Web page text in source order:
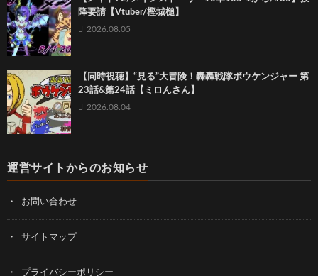
降要請【Vtuber/樫城槌】
2026.08.05
【同時視聴】“見る”大冒険！轟轟戦隊ボウケンジャー 第
23話&第24話【ミロんさん】
2026.08.04
運営サイトからのお知らせ
お問い合わせ
サイトマップ
プライバシーポリシー